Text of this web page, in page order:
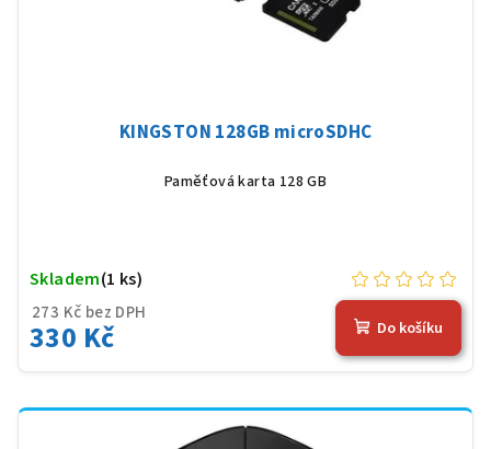
KINGSTON 128GB microSDHC
Paměťová karta 128 GB
273 Kč bez DPH
330 Kč
Skladem(1 ks)
Do košíku